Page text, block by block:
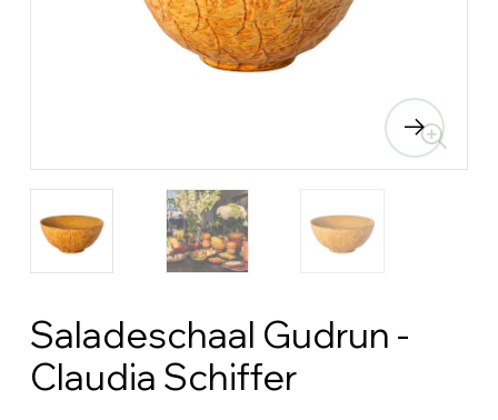
Saladeschaal Gudrun -
Claudia Schiffer